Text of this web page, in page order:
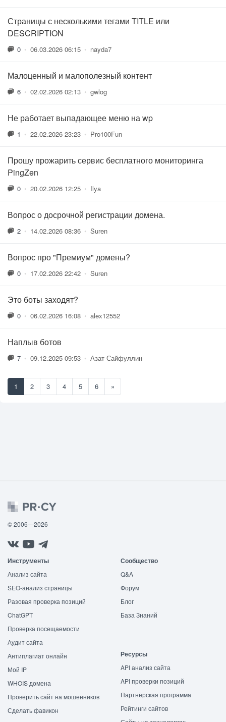
Страницы с несколькими тегами TITLE или
DESCRIPTION
0 • 06.03.2026 06:15 • nayda7
Малоценный и малополезный контент
6 • 02.02.2026 02:13 • gwlog
Не работает выпадающее меню на wp
1 • 22.02.2026 23:23 • Pro100Fun
Прошу прожарить сервис бесплатного мониторинга
PingZen
0 • 20.02.2026 12:25 • Ilya
Вопрос о досрочной регистрации домена.
2 • 14.02.2026 08:36 • Suren
Вопрос про "Премиум" домены?
0 • 17.02.2026 22:42 • Suren
Это боты заходят?
0 • 06.02.2026 16:08 • alex12552
Наплыв ботов
7 • 09.12.2025 09:53 • Азат Сайфуллин
1 2 3 4 5 6 »
© 2006—2026
Инструменты
Анализ сайта
SEO-анализ страницы
Разовая проверка позиций
ChatGPT
Проверка посещаемости
Аудит сайта
Антиплагиат онлайн
Мой IP
WHOIS домена
Проверить сайт на мошенников
Сделать фавикон
Сообщество
Q&A
Форум
Блог
База Знаний
Ресурсы
API анализ сайта
API проверки позиций
Партнёрская программа
Рейтинги сайтов